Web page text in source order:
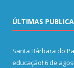
ÚLTIMAS
Santa Bárbara do
educação! 6 de